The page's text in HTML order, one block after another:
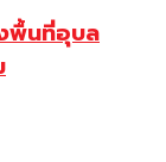
พื้นที่อุบล